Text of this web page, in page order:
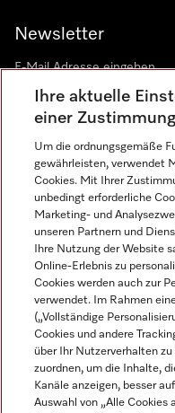
Newsletter
Sprache
DEUTSCH
Miele auf Instagram
Miele auf Youtube
Ihre aktuelle
einer
Um die ordnungsgemäße
gewährleisten, verwendet
Cookies. Mit Ihrer
unbedingt erforderliche
Marketing- und
unseren Partnern und
Ihre Nutzung der Website
Online-Erlebnis zu
Cookies werden auch zur
verwendet. Im Rahmen
(„Vollständige
Cookies und andere
über Ihr Nutzerverhalten
zuordnen, um die Inhalte,
Kanäle anzeigen, besser
Auswahl von „Alle Cookies